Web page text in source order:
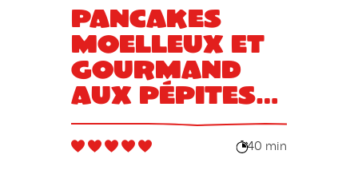
Pancakes
moelleux et
gourmand
aux pépites
de chocolat
40 min